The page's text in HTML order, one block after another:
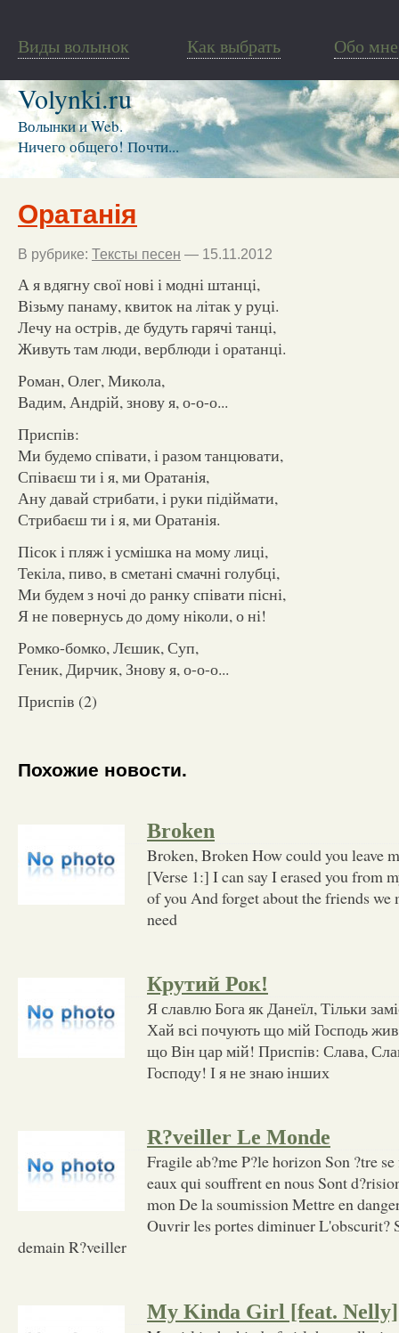
Виды волынок Как выбрать Обо мне
Volynki.ru
Волынки и Web.
Ничего общего! Почти...
Оратанія
В рубрике: Тексты песен — 15.11.2012
А я вдягну свої нові і модні штанці,
Візьму панаму, квиток на літак у руці.
Лечу на острів, де будуть гарячі танці,
Живуть там люди, верблюди і оратанці.
Роман, Олег, Микола,
Вадим, Андрій, знову я, о-о-о...
Приспів:
Ми будемо співати, і разом танцювати,
Співаєш ти і я, ми Оратанія,
Ану давай стрибати, і руки підіймати,
Стрибаєш ти і я, ми Оратанія.
Пісок і пляж і усмішка на мому лиці,
Текіла, пиво, в сметані смачні голубці,
Ми будем з ночі до ранку співати пісні,
Я не повернусь до дому ніколи, о ні!
Ромко-бомко, Лєшик, Суп,
Геник, Дирчик, Знову я, о-о-о...
Приспів (2)
Похожие новости.
Broken
Broken, Broken How could you leave
[Verse 1:] I can say I erased you from
of you And forget about the friends we
need
Крутий Рок!
Я славлю Бога як Данеїл, Тільки
Хай всі почують що мій Господь
що Він цар мій! Приспів: Слава,
Господу! І я не знаю інших
R?veiller Le Monde
Fragile ab?me P?le horizon Son ?tre
eaux qui souffrent en nous Sont
mon De la soumission Mettre en
Ouvrir les portes diminuer L'obscurit?
demain R?veiller
My Kinda Girl [feat. Nelly]